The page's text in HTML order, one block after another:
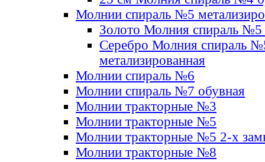
Молнии спираль №5
Золото Молния спираль №5
Серебро Молния спираль
метализированная
Молнии спираль №6
Молнии спираль №7 обувная
Молнии тракторные №3
Молнии тракторные №5
Молнии тракторные №5 2-х
Молнии тракторные №8